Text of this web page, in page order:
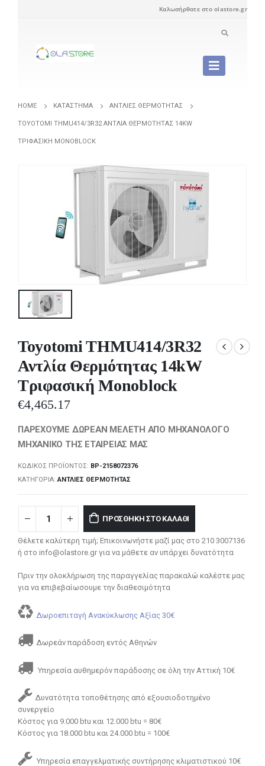
Καλωσήρθατε στο olastore.gr
HOME ΚΑΤΆΣΤΗΜΑ ΑΝΤΛΊΕΣ ΘΕΡΜΌΤΗΤΑΣ
TOYOTOMI THMU414/3R32 ΑΝΤΛΊΑ ΘΕΡΜΌΤΗΤΑΣ 14KW
ΤΡΙΦΑΣΙΚΉ MONOBLOCK
Toyotomi THMU414/3R32
Αντλία Θερμότητας 14kW
Τριφασική Monoblock
€4,465.17
ΠΑΡΕΧΟΥΜΕ ΔΩΡΕΑΝ ΜΕΛΕΤΗ ΑΠΟ ΜΗΧΑΝΟΛΟΓΟ
ΜΗΧΑΝΙΚΟ ΤΗΣ ΕΤΑΙΡΕΙΑΣ ΜΑΣ
ΚΩΔΙΚΌΣ ΠΡΟΪΌΝΤΟΣ: BP-2158072376
ΚΑΤΗΓΟΡΊΑ:ΑΝΤΛΊΕΣ ΘΕΡΜΌΤΗΤΑΣ
ΠΡΟΣΘΉΚΗ ΣΤΟ ΚΑΛΆΘΙ
Θέλετε καλύτερη τιμή; Επικοινωνήστε μαζί μας στο 210 3007136
ή στο info@olastore.gr για να μάθετε αν υπάρχει δυνατότητα
Πριν την ολοκλήρωση της παραγγελίας παρακαλώ καλέστε μας
για να επιβεβαίωσουμε την διαθεσιμότητα
Δωροεπιταγή Ανακύκλωσης Αξίας 30€
Δωρεάν παράδοση εντός Αθηνών
Υπηρεσία αυθημερόν παράδοσης σε όλη την Αττική 10€
Δυνατότητα τοποθέτησης από εξουσιοδοτημένο
συνεργείο
Κόστος για 9.000 btu και 12.000 btu = 80€
Κόστος για 18.000 btu και 24.000 btu = 100€
Υπηρεσία επαγγελματικής συντήρησης κλιματιστικού 10€